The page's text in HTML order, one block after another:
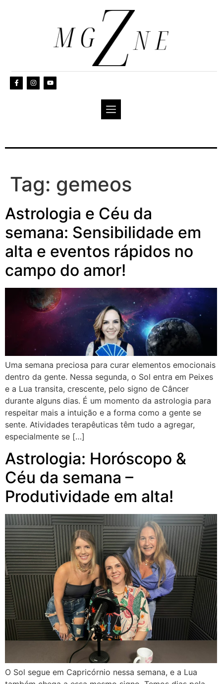
Tag: gemeos
Astrologia e Céu da
semana: Sensibilidade em
alta e eventos rápidos no
campo do amor!
Uma semana preciosa para curar elementos emocionais
dentro da gente. Nessa segunda, o Sol entra em Peixes
e a Lua transita, crescente, pelo signo de Câncer
durante alguns dias. É um momento da astrologia para
respeitar mais a intuição e a forma como a gente se
sente. Atividades terapêuticas têm tudo a agregar,
especialmente se […]
Astrologia: Horóscopo &
Céu da semana –
Produtividade em alta!
O Sol segue em Capricórnio nessa semana, e a Lua